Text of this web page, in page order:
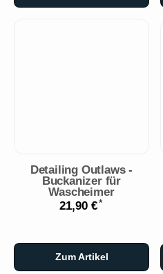
Detailing Outlaws -
Buckanizer für
Wascheimer
21,90 €*
Zum Artikel